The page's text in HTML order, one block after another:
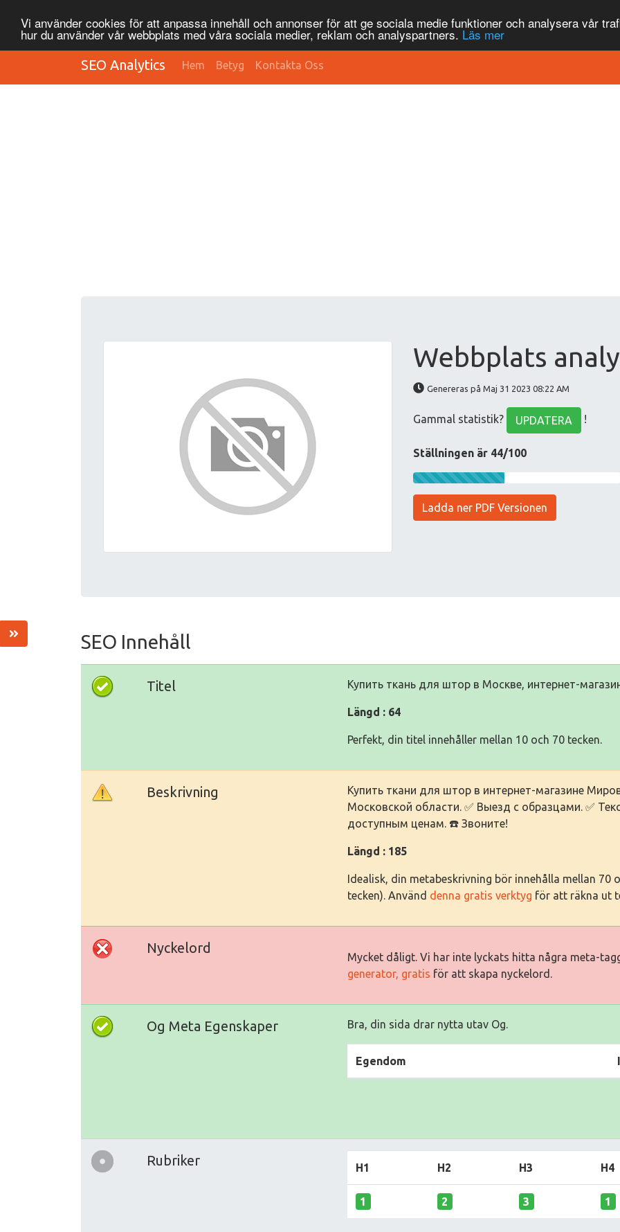
Vi använder cookies för att anpassa innehåll och annonser för att ge sociala medie funktioner och analysera vår
hur du använder vår webbplats med våra sociala medier, reklam och analyspartners. Läs mer
SEO Analytics Hem Betyg Kontakta Oss
Webbplats
Genereras på Maj 31 2023 08:22 AM
Gammal statistik? UPDATERA !
Ställningen är 44/100
Ladda ner PDF Versionen
SEO Innehåll
Titel Купить ткань для штор в Москве, интернет-
Längd : 64
Perfekt, din titel innehåller mellan 10 och 70 tecken.
Beskrivning
Купить ткани для штор в интернет-магазине
Московской области. ✅ Выезд с образцами. ✅
доступным ценам. ☎️ Звоните!
Längd : 185
Idealisk, din metabeskrivning bör innehålla mellan 70
tecken). Använd denna gratis verktyg för att räkna ut
Nyckelord
Mycket dåligt. Vi har inte lyckats hitta några meta-
generator, gratis för att skapa nyckelord.
Og Meta Egenskaper Bra, din sida drar nytta utav Og.
Egendom
Rubriker H1 H2 H3 H4
1 2 3 1